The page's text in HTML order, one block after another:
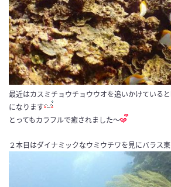
最近はカスミチョウチョウウオを追いかけている
になります
とってもカラフルで癒されました～
２本目はダイナミックなウミウチワを見にバラス